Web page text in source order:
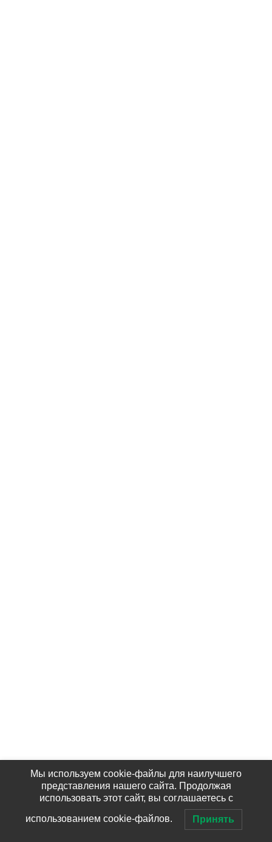
Мы используем cookie-файлы для наилучшего
представления нашего сайта. Продолжая
использовать этот сайт, вы соглашаетесь с
использованием cookie-файлов. Принять